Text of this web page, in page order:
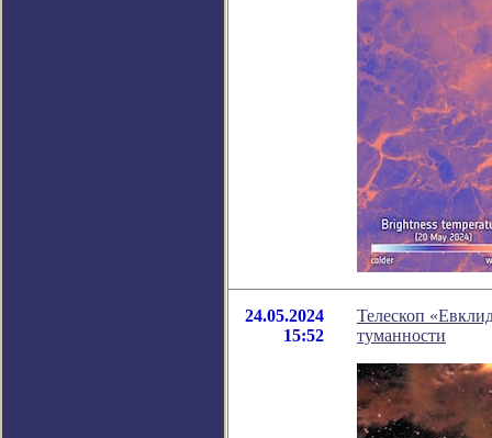
24.05.2024
15:52
Телескоп
туманности